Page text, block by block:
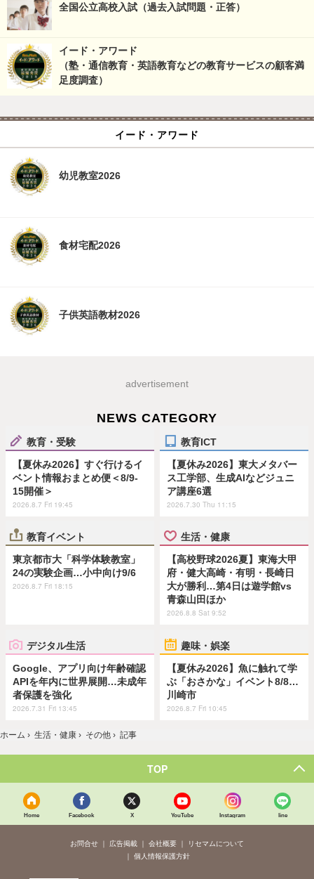
全国公立高校入試（過去入試問題・正答）
イード・アワード
（塾・通信教育・英語教育などの教育サービスの顧客満
足度調査）
イード・アワード
幼児教室2026
食材宅配2026
子供英語教材2026
advertisement
NEWS CATEGORY
教育・受験
【夏休み2026】すぐ行けるイ
ベント情報おまとめ便＜8/9-
15開催＞
2026.8.7 Fri 19:45
教育ICT
【夏休み2026】東大メタバー
ス工学部、生成AIなどジュニ
ア講座6選
2026.7.30 Thu 11:15
教育イベント
東京都市大「科学体験教室」
24の実験企画…小中向け9/6
2026.8.7 Fri 18:15
生活・健康
【高校野球2026夏】東海大甲
府・健大高崎・有明・長崎日
大が勝利…第4日は遊学館vs
青森山田ほか
2026.8.8 Sat 9:52
デジタル生活
Google、アプリ向け年齢確認
APIを年内に世界展開…未成年
者保護を強化
2026.7.31 Fri 13:45
趣味・娯楽
【夏休み2026】魚に触れて学
ぶ「おさかな」イベント8/8…
川崎市
2026.8.7 Fri 10:45
ホーム › 生活・健康 › その他 › 記事
TOP
Home Facebook X YouTube Instagram line
お問合せ 広告掲載 会社概要
リセマムについて
個人情報保護方針